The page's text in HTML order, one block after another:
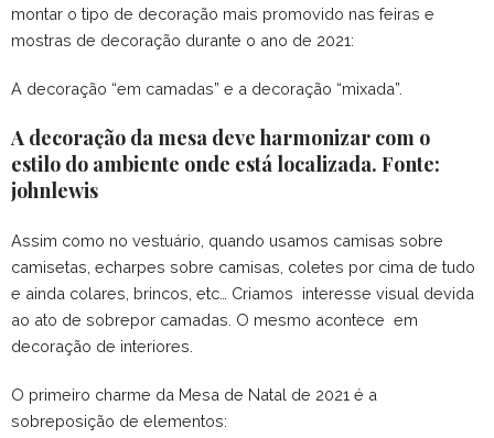
montar o tipo de decoração mais promovido nas feiras e
mostras de decoração durante o ano de 2021:
A decoração “em camadas” e a decoração “mixada”.
A decoração da mesa deve harmonizar com o
estilo do ambiente onde está localizada. Fonte:
johnlewis
Assim como no vestuário, quando usamos camisas sobre
camisetas, echarpes sobre camisas, coletes por cima de tudo
e ainda colares, brincos, etc… Criamos interesse visual devida
ao ato de sobrepor camadas. O mesmo acontece em
decoração de interiores.
O primeiro charme da Mesa de Natal de 2021 é a
sobreposição de elementos: